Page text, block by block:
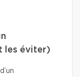
les éviter)